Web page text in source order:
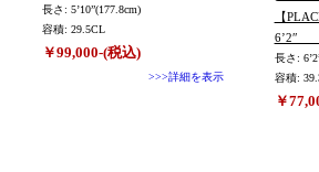
長さ: 5’10”(177.8cm)
容積: 29.5CL
￥99,000-(税込)
>>>詳細を表示
【
6’2″
長さ:
容積:
￥